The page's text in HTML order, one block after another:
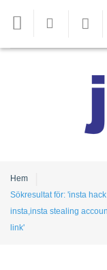
Hem
Sökresultat för: 'insta
insta,insta stealing
link'